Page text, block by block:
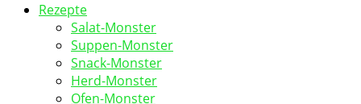
Rezepte
Salat-Monster
Suppen-Monster
Snack-Monster
Herd-Monster
Ofen-Monster